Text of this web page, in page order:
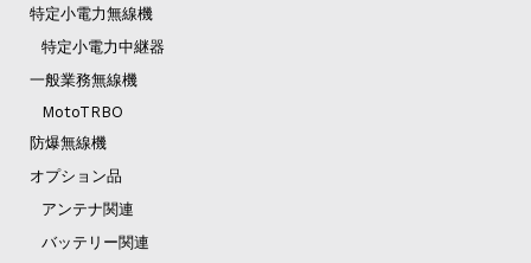
特定小電力無線機
特定小電力中継器
一般業務無線機
MotoTRBO
防爆無線機
オプション品
アンテナ関連
バッテリー関連